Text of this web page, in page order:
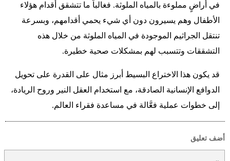
في أراضٍ مملوءة بالمياه الملوثة. فغالباً ما تتشقق أقدام هؤلاء
الأطفال وهم يسيرون دون أي شيء يحمي أقدامهم، وبسرعة
تنتقل الجراثيم الموجودة في المياه الملوثة من خلال هذه
التشققات وتتسبب لهم بمشكلات صحية خطيرة.
قد يكون هذا الاختراع البسيط أبرز مثال على القدرة على تحويل
الدوافع الإنسانية الصادقة، مع استخدام العقل النير وروح الريادة،
إلى خطوات عملية فعَّالة في مساعدة فقراء العالم.
أضف تعليق